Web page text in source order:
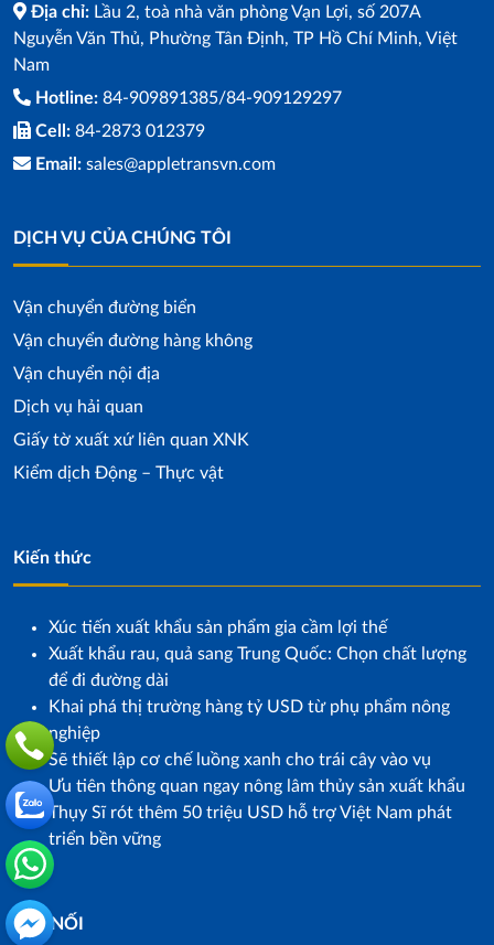
Địa chỉ: Lầu 2, toà nhà văn phòng Vạn Lợi, số 207A
Nguyễn Văn Thủ, Phường Tân Định, TP Hồ Chí Minh, Việt
Nam
Hotline: 84-909891385/84-909129297
Cell: 84-2873 012379
Email: sales@appletransvn.com
DỊCH VỤ CỦA CHÚNG TÔI
Vận chuyển đường biển
Vận chuyển đường hàng không
Vận chuyển nội địa
Dịch vụ hải quan
Giấy tờ xuất xứ liên quan XNK
Kiểm dịch Động – Thực vật
Kiến thức
Xúc tiến xuất khẩu sản phẩm gia cầm lợi thế
Xuất khẩu rau, quả sang Trung Quốc: Chọn chất lượng
để đi đường dài
Khai phá thị trường hàng tỷ USD từ phụ phẩm nông
nghiệp
Sẽ thiết lập cơ chế luồng xanh cho trái cây vào vụ
Ưu tiên thông quan ngay nông lâm thủy sản xuất khẩu
Thụy Sĩ rót thêm 50 triệu USD hỗ trợ Việt Nam phát
triển bền vững
KẾT NỐI